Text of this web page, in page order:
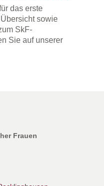
das erste
sowie
SkF-
Sie auf unserer
Frauen